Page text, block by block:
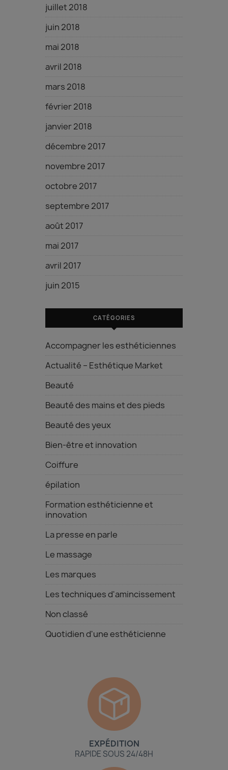
juillet 2018
juin 2018
mai 2018
avril 2018
mars 2018
février 2018
janvier 2018
décembre 2017
novembre 2017
octobre 2017
septembre 2017
août 2017
mai 2017
avril 2017
juin 2015
CATÉGORIES
Accompagner les esthéticiennes
Actualité – Esthétique Market
Beauté
Beauté des mains et des pieds
Beauté des yeux
Bien-être et innovation
Coiffure
épilation
Formation esthéticienne et
innovation
La presse en parle
Le massage
Les marques
Les techniques d'amincissement
Non classé
Quotidien d'une esthéticienne
EXPÉDITION
RAPIDE SOUS 24/48H